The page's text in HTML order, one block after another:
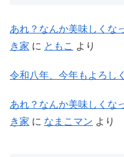
あれ？なんか美味しくな
き家 に ともこ より
令和八年、今年もよろし
あれ？なんか美味しくな
き家 に なまこマン より